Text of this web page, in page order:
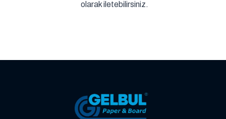
olarak iletebilirsiniz.